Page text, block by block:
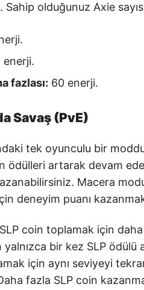
olduğunuz Axie
enerji.
fazlası: 60 enerji.
Savaş (PvE)
tek oyunculu bir
ödülleri artarak devam
Macera
deneyim puanı
SLP coin toplamak için
bir kez SLP ödülü
için aynı seviyeyi
fazla SLP coin